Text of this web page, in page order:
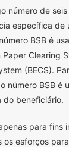
número de
específica de
BSB é
Clearing
(BECS).
número BSB é
do beneficiário.
para fins
os esforços